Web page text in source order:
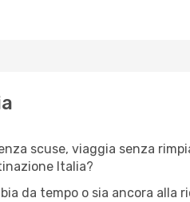
scuse, viaggia senza
Italia?
da tempo o sia ancora